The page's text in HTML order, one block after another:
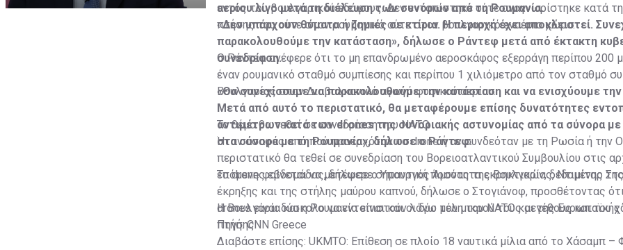
αερίου λίγο μετά τη διέλευση των συνόρων από τη Ρουμανία.
εντός του βουλγαρικού εδάφους. Δεν εντοπίστηκε ούτε αναγνωρίστηκε κατά τη
πτήσης του ούτε στον ρουμανικό ούτε στον βουλγαρικό εναέριο χώρο.
«Δεν υπάρχουν θύματα ή ζημιές σε κτίρια. Η περιοχή έχει αποκλειστεί.
παρακολουθούμε την κατάσταση», δήλωσε ο Ράντεφ μετά από έκτακτη
συνεδρίαση.
Ο Ράντεφ ανέφερε ότι το μη επανδρωμένο αεροσκάφος εξερράγη περίπου 200
έναν ρουμανικό σταθμό συμπίεσης και περίπου 1 χιλιόμετρο από τον σταθμό
Βουλγαρίας στον Διαβαλκανικό αγωγό φυσικού αερίου.
«Θα συνεχίσουμε να παρακολουθούμε την κατάσταση και να ενισχύουμε
Μετά από αυτό το περιστατικό, θα μεταφέρουμε επίσης δυνατότητες
αντιμέτρων κατά των drones της συνοριακής αστυνομίας από τα σύνορα με
στα σύνορα με τη Ρουμανία», δήλωσε ο Ράντεφ.
Το θέμα θα τεθεί σε συνεδρίαση του ΝΑΤΟ
Ήταν ασαφές από πού προερχόταν το drone ή αν συνδεόταν με τη Ρωσία ή την
περιστατικό θα τεθεί σε συνεδρίαση του Βορειοατλαντικού Συμβουλίου στις
επόμενης εβδομάδας, δήλωσε ο Υπουργός Άμυνας της Βουλγαρίας, Ντιμίταρ
Το drone φαίνεται να μετέφερε σημαντική ποσότητα εκρηκτικών, δεδομένης
έκρηξης και της στήλης μαύρου καπνού, δήλωσε ο Στογιάνοφ, προσθέτοντας
drones είναι δύσκολο να εντοπιστούν λόγω του μικρού τους μεγέθους και του
πτήσης.
Η Βουλγαρία και η Ρουμανία είναι και οι δύο μέλη του ΝΑΤΟ και της
Πηγή: CNN Greece
Διαβάστε επίσης: UKMTO: Επίθεση σε πλοίο 18 ναυτικά μίλια από το Χάσαμπ –